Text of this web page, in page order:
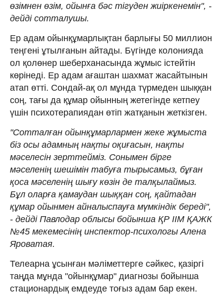
өзімнен өзім, ойынға бәс тігуден жиіркенемін", -
дейді сотталушы.
Ер адам ойынқұмарлықтан барлығы 50 миллион
теңгені ұтылғанын айтады. Бүгінде колонияда
ол қолөнер шеберханасында жұмыс істейтін
көрінеді. Ер адам ағаштан шахмат жасайтынын
атап өтті. Сондай-ақ ол мұнда түрмеден шыққан
соң, тағы да құмар ойынның жетегінде кетпеу
үшін психотерапиядан өтіп жатқанын жеткізген.
"Сотталған ойынқұмарлармен жеке жұмыста
біз осы адамның нақты оқиғасын, нақты
мәселесін зерттейміз. Сонымен бірге
мәселенің шешімін табуға тырысамыз, бұған
қоса мәселенің шығу көзін де талқылаймыз.
Бұл оларға қамаудан шыққан соң, қайтадан
құмар ойынмен айналыспауға мүмкіндік береді",
- дейді Павлодар облысы бойынша ҚР ІІМ ҚАЖК
№45 мекемесінің инспектор-психологы Алена
Яроватая.
Телеарна ұсынған мәліметтерге сәйкес, қазіргі
таңда мұнда "ойынқұмар" диагнозы бойынша
стационардық емдеуде тоғыз адам бар екен.